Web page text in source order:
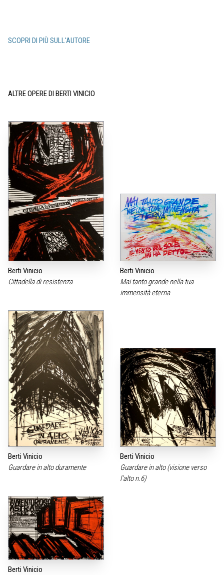
SCOPRI DI PIÙ SULL'AUTORE
ALTRE OPERE DI BERTI VINICIO
Berti Vinicio
Cittadella di resistenza
Berti Vinicio
Mai tanto grande nella tua
immensità eterna
Berti Vinicio
Guardare in alto duramente
Berti Vinicio
Guardare in alto (visione verso
l‘alto n.6)
Berti Vinicio